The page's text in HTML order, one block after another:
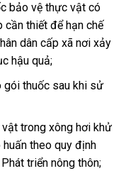
bảo vệ thực vật có
cần thiết để hạn chế
dân cấp xã nơi xảy
hậu quả;
gói thuốc sau khi sử
trong xông hơi khử
theo quy định
triển nông thôn;